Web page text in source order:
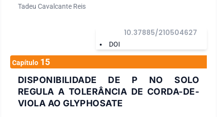
Tadeu Cavalcante Reis
DOI
10.37885/210504627
Capítulo 15
DISPONIBILIDADE DE P NO SOLO
REGULA A TOLERÂNCIA DE CORDA-DE-
VIOLA AO GLYPHOSATE